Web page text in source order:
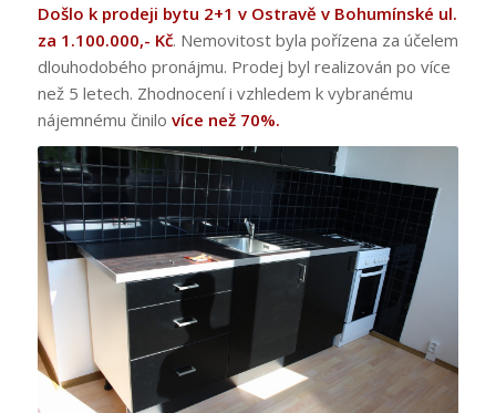
Došlo k prodeji bytu 2+1 v Ostravě v Bohumínské ul.
za 1.100.000,- Kč. Nemovitost byla pořízena za účelem
dlouhodobého pronájmu. Prodej byl realizován po více
než 5 letech. Zhodnocení i vzhledem k vybranému
nájemnému činilo více než 70%.